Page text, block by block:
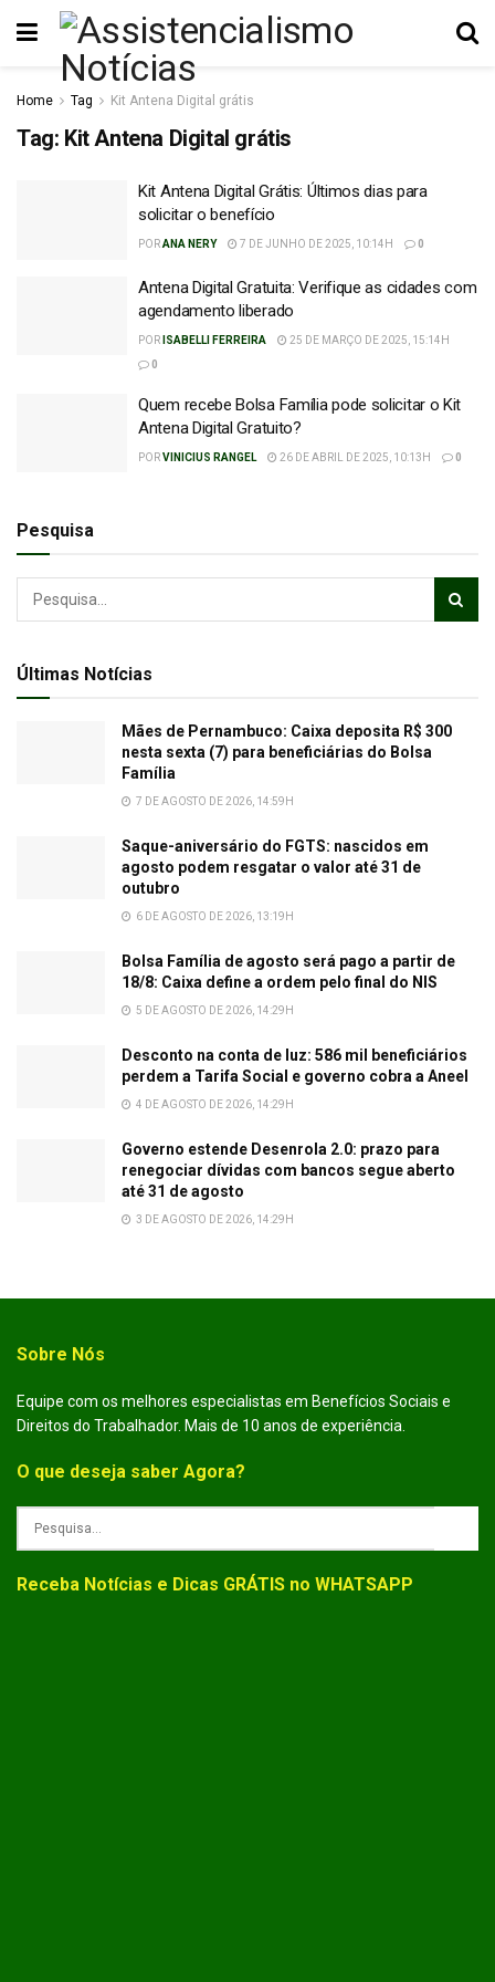
Home Tag Kit Antena Digital grátis
Tag: Kit Antena Digital grátis
Kit Antena Digital Grátis: Últimos dias para
solicitar o benefício
PORANA NERY 7 DE JUNHO DE 2025, 10:14H 0
Antena Digital Gratuita: Verifique as cidades com
agendamento liberado
POR ISABELLI FERREIRA
25 DE MARÇO DE 2025, 15:14H
0
Quem recebe Bolsa Família pode solicitar o Kit
Antena Digital Gratuito?
PORVINICIUS RANGEL 26 DE ABRIL DE 2025, 10:13H 0
Pesquisa
Últimas Notícias
Mães de Pernambuco: Caixa deposita R$ 300
nesta sexta (7) para beneficiárias do Bolsa
Família
7 DE AGOSTO DE 2026, 14:59H
Saque-aniversário do FGTS: nascidos em
agosto podem resgatar o valor até 31 de
outubro
6 DE AGOSTO DE 2026, 13:19H
Bolsa Família de agosto será pago a partir de
18/8: Caixa define a ordem pelo final do NIS
5 DE AGOSTO DE 2026, 14:29H
Desconto na conta de luz: 586 mil beneficiários
perdem a Tarifa Social e governo cobra a Aneel
4 DE AGOSTO DE 2026, 14:29H
Governo estende Desenrola 2.0: prazo para
renegociar dívidas com bancos segue aberto
até 31 de agosto
3 DE AGOSTO DE 2026, 14:29H
Sobre Nós
Equipe com os melhores especialistas em Benefícios Sociais e
Direitos do Trabalhador. Mais de 10 anos de experiência.
O que deseja saber Agora?
Receba Notícias e Dicas GRÁTIS no WHATSAPP